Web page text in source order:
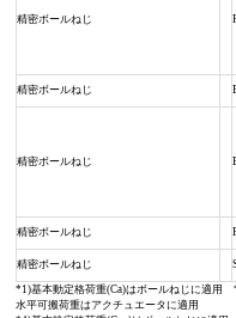
*1)基本動定格荷重(Ca)はボールねじに適
水平可搬荷重はアクチュエータに適用
精密ボールねじ
精密ボールねじ
精密ボールねじ
精密ボールねじ
精密ボールねじ